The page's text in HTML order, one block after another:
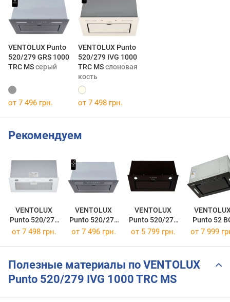
VENTOLUX Punto
520/279 GRS 1000
TRC MSсерый
VENTOLUX Punto
520/279 IVG 1000
TRC MSслоновая
кость
от 7 496 грн. от 7 498 грн.
Рекомендуем
VENTOLUX
Punto 520/279
WG 1000 TRC
VENTOLUX
Punto 520/279
GRS 1000 TRC
VENTOLUX
Punto 520/279
BGG 1000 TRC
Punto 52
1000 TC
от 7 498 грн. от 7 496 грн. от 5 799 грн. от 7 999
Полезные материалы по VENTOLUX
Punto 520/279 IVG 1000 TRC MS